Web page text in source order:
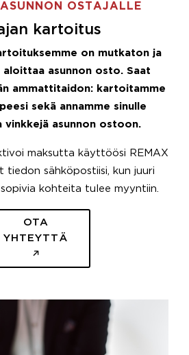
OSTAJALLE
kartoitus
on mutkaton ja
aloittaa asunnon osto. Saat
ammattitaidon: kartoitamme
sekä annamme sinulle
vinkkejä asunnon ostoon.
maksutta käyttöösi REMAX
tiedon sähköpostiisi, kun juuri
kohteita tulee myyntiin.
OTA
YHTEYTTÄ